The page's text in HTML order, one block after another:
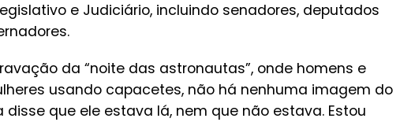
e Judiciário, incluindo senadores, deputados
da “noite das astronautas”, onde homens e
usando capacetes, não há nenhuma imagem do
disse que ele estava lá, nem que não estava. Estou